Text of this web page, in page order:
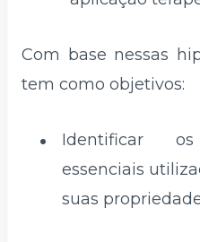
Com base nessas
tem como objetivos:
Identificar
essenciais
suas